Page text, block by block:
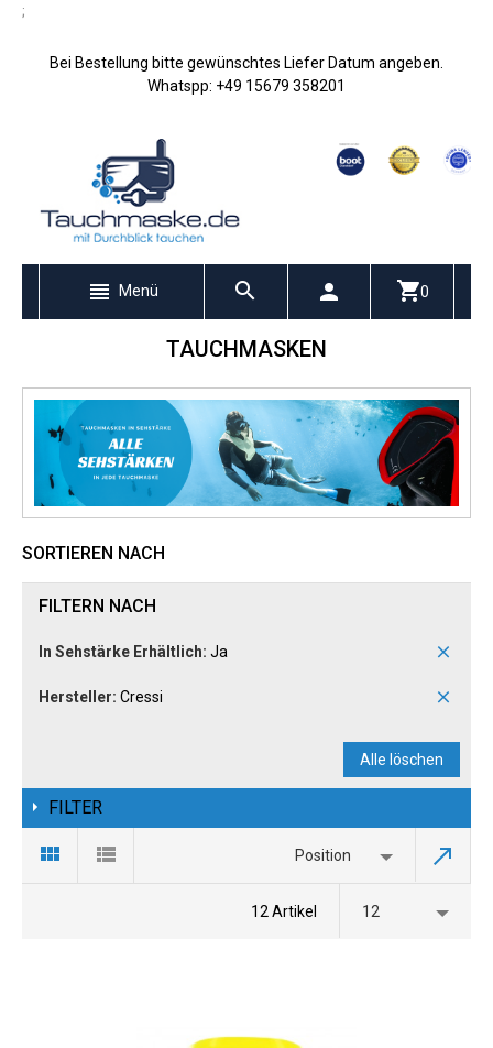
;
Bei Bestellung bitte gewünschtes Liefer Datum angeben.
Whatspp: +49 15679 358201
Menü 0
TAUCHMASKEN
SORTIEREN NACH
FILTERN NACH
In Sehstärke Erhältlich: Ja
Hersteller: Cressi
Alle löschen
FILTER
Position
12 Artikel 12